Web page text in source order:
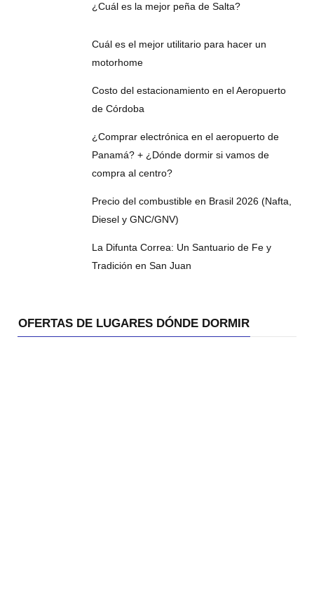
¿Cuál es la mejor peña de Salta?
Cuál es el mejor utilitario para hacer un
motorhome
Costo del estacionamiento en el Aeropuerto
de Córdoba
¿Comprar electrónica en el aeropuerto de
Panamá? + ¿Dónde dormir si vamos de
compra al centro?
Precio del combustible en Brasil 2026 (Nafta,
Diesel y GNC/GNV)
La Difunta Correa: Un Santuario de Fe y
Tradición en San Juan
OFERTAS DE LUGARES DÓNDE DORMIR